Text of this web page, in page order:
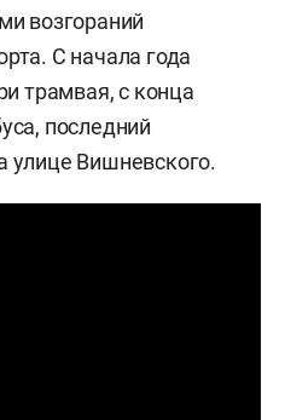
возгораний
С начала года
трамвая, с конца
последний
улице Вишневского.